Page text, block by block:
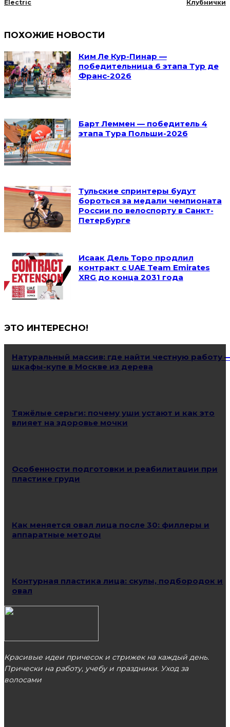
Electric
Клубнички
ПОХОЖИЕ НОВОСТИ
Ким Ле Кур-Пинар —
победительница 6 этапа Тур де
Франс-2026
Барт Леммен — победитель 4
этапа Тура Польши-2026
Тульские спринтеры будут
бороться за медали чемпионата
России по велоспорту в Санкт-
Петербурге
Исаак Дель Торо продлил
контракт с UAE Team Emirates
XRG до конца 2031 года
ЭТО ИНТЕРЕСНО!
Натуральный массив: где найти честную работу
шкафы-купе в Москве из дерева
Тяжёлые серьги: почему уши устают и как это
влияет на здоровье мочки
Особенности подготовки и реабилитации при
пластике груди
Как меняется овал лица после 30: филлеры и
аппаратные методы
Контурная пластика лица: скулы, подбородок и
овал
Красивые идеи причесок и стрижек на каждый день.
Прически на работу, учебу и праздники. Уход за
волосами